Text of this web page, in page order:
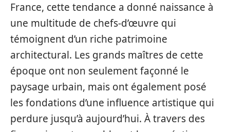
France, cette tendance a donné naissance à
une multitude de chefs-d’œuvre qui
témoignent d’un riche patrimoine
architectural. Les grands maîtres de cette
époque ont non seulement façonné le
paysage urbain, mais ont également posé
les fondations d’une influence artistique qui
perdure jusqu’à aujourd’hui. À travers des